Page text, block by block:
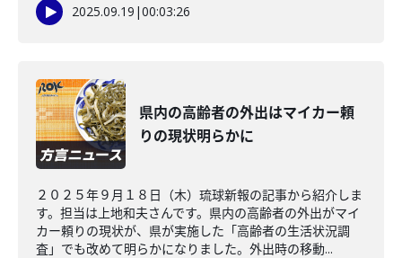
2025.09.19 |00:03:26
県内の高齢者の外出はマイカー頼
りの現状明らかに
２０２５年９月１８日（木）琉球新報の記事から紹介しま
す。担当は上地和夫さんです。県内の高齢者の外出がマイ
カー頼りの現状が、県が実施した「高齢者の生活状況調
査」でも改めて明らかになりました。外出時の移動...